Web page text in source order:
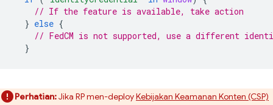
// If the feature is available, take action
} else {
// FedCM is not supported, use a different
}
Perhatian:Jika RP men-deployKebijakan Keamanan Konten (CSP)